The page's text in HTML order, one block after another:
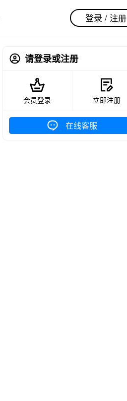
登录 / 注册
请登录或注册
会员登录 立即注册
在线客服